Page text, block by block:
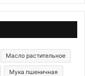
Масло растительное
Мука пшеничная